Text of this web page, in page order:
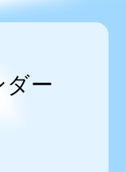
ダー